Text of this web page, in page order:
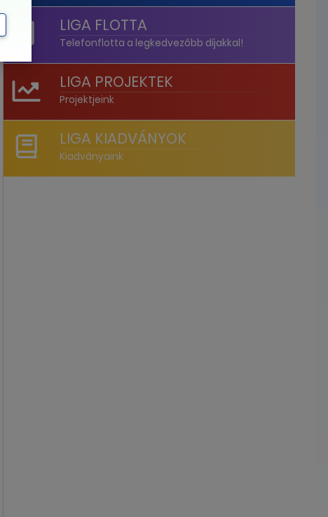
LIGA FLOTTA
Telefonflotta a legkedvezőbb díjakkal!
LIGA PROJEKTEK
Projektjeink
LIGA KIADVÁNYOK
Kiadványaink